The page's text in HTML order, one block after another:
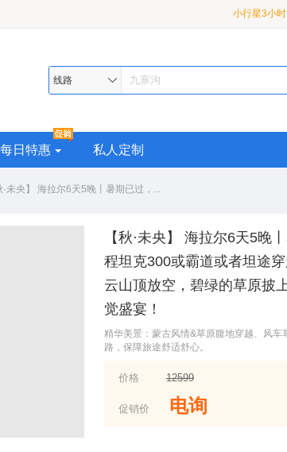
小行星3小
九寨•黄龙•
超级座驾•品
漠河3小时
熊猫乐园或
线路
每日特惠 私人定制
·未央】 海拉尔6天5晚丨暑期已过，...
【秋·未央】 海拉尔6天5晚
程坦克300或霸道或者坦途
云山顶放空，碧绿的草原披
觉盛宴！
精华美景：蒙古风情&草原腹地穿越、风
路，保障旅途舒适舒心。
价格 12599
促销价 电询